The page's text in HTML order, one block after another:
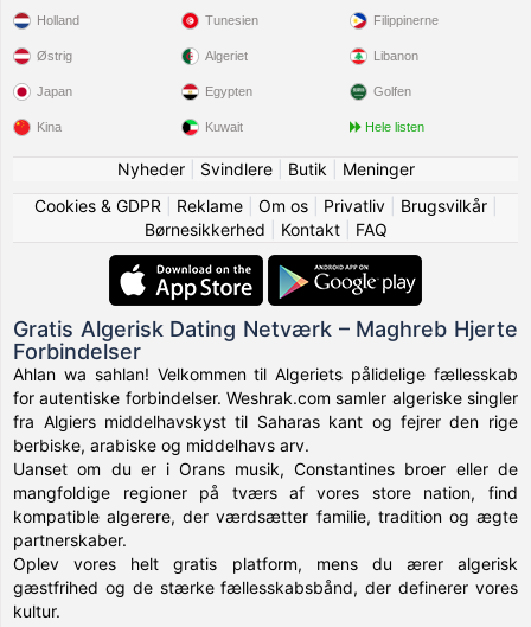
Holland
Østrig
Japan
Kina
Tunesien
Algeriet
Egypten
Kuwait
Filippinerne
Libanon
Golfen
Hele listen
Nyheder| Svindlere| Butik
Meninger
Cookies & GDPR
Reklame| Om os| Privatliv| Brugsvilkår|
Børnesikkerhed
Kontakt| FAQ
Gratis Algerisk Dating Netværk – Maghreb Hjerte
Forbindelser
Ahlan wa sahlan! Velkommen til Algeriets pålidelige fællesskab
for autentiske forbindelser. Weshrak.com samler algeriske singler
fra Algiers middelhavskyst til Saharas kant og fejrer den rige
berbiske, arabiske og middelhavs arv.
Uanset om du er i Orans musik, Constantines broer eller de
mangfoldige regioner på tværs af vores store nation, find
kompatible algerere, der værdsætter familie, tradition og ægte
partnerskaber.
Oplev vores helt gratis platform, mens du ærer algerisk
gæstfrihed og de stærke fællesskabsbånd, der definerer vores
kultur.